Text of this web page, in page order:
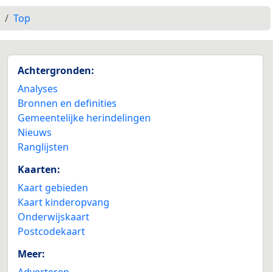
Top
Achtergronden:
Analyses
Bronnen en definities
Gemeentelijke herindelingen
Nieuws
Ranglijsten
Kaarten:
Kaart gebieden
Kaart kinderopvang
Onderwijskaart
Postcodekaart
Meer: